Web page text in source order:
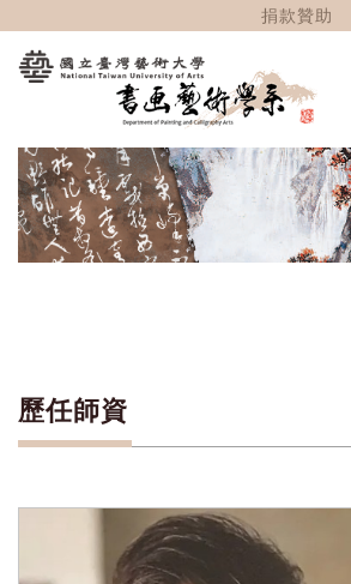
捐款贊助
歷任師資